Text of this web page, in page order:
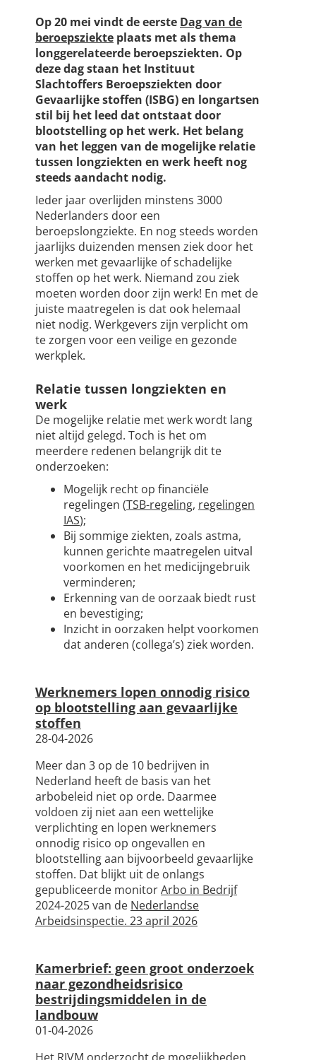
Op 20 mei vindt de eerste Dag van de
beroepsziekte plaats met als thema
longgerelateerde beroepsziekten. Op
deze dag staan het Instituut
Slachtoffers Beroepsziekten door
Gevaarlijke stoffen (ISBG) en longartsen
stil bij het leed dat ontstaat door
blootstelling op het werk. Het belang
van het leggen van de mogelijke relatie
tussen longziekten en werk heeft nog
steeds aandacht nodig.
Ieder jaar overlijden minstens 3000
Nederlanders door een
beroepslongziekte. En nog steeds worden
jaarlijks duizenden mensen ziek door het
werken met gevaarlijke of schadelijke
stoffen op het werk. Niemand zou ziek
moeten worden door zijn werk! En met de
juiste maatregelen is dat ook helemaal
niet nodig. Werkgevers zijn verplicht om
te zorgen voor een veilige en gezonde
werkplek.
Relatie tussen longziekten en
werk
De mogelijke relatie met werk wordt lang
niet altijd gelegd. Toch is het om
meerdere redenen belangrijk dit te
onderzoeken:
Mogelijk recht op financiële
regelingen (TSB-regeling, regelingen
IAS);
Bij sommige ziekten, zoals astma,
kunnen gerichte maatregelen uitval
voorkomen en het medicijngebruik
verminderen;
Erkenning van de oorzaak biedt rust
en bevestiging;
Inzicht in oorzaken helpt voorkomen
dat anderen (collega’s) ziek worden.
Werknemers lopen onnodig risico
op blootstelling aan gevaarlijke
stoffen
28-04-2026
Meer dan 3 op de 10 bedrijven in
Nederland heeft de basis van het
arbobeleid niet op orde. Daarmee
voldoen zij niet aan een wettelijke
verplichting en lopen werknemers
onnodig risico op ongevallen en
blootstelling aan bijvoorbeeld gevaarlijke
stoffen. Dat blijkt uit de onlangs
gepubliceerde monitorArbo in Bedrijf
2024-2025 van de Nederlandse
Arbeidsinspectie. 23 april 2026
Kamerbrief: geen groot onderzoek
naar gezondheidsrisico
bestrijdingsmiddelen in de
landbouw
01-04-2026